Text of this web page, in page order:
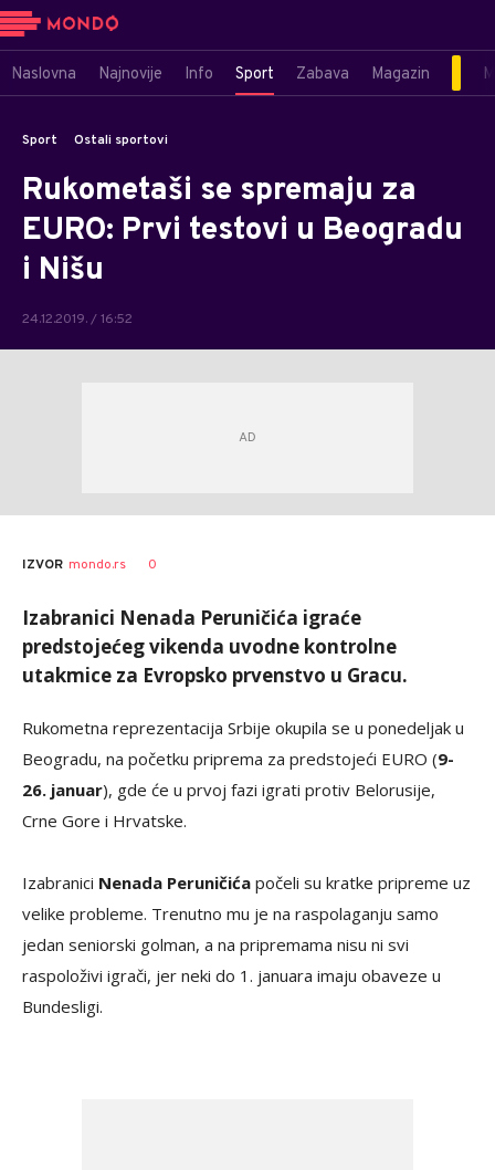
Naslovna Najnovije Info Sport Zabava Magazin
Sport Ostali sportovi
Rukometaši se spremaju za
EURO: Prvi testovi u Beogradu
i Nišu
24.12.2019. / 16:52
IZVOR mondo.rs 0
Izabranici Nenada Peruničića igraće
predstojećeg vikenda uvodne kontrolne
utakmice za Evropsko prvenstvo u Gracu.
Rukometna reprezentacija Srbije okupila se u ponedeljak u
Beogradu, na početku priprema za predstojeći EURO (9-
26. januar), gde će u prvoj fazi igrati protiv Belorusije,
Crne Gore i Hrvatske.
Izabranici Nenada Peruničića počeli su kratke pripreme uz
velike probleme. Trenutno mu je na raspolaganju samo
jedan seniorski golman, a na pripremama nisu ni svi
raspoloživi igrači, jer neki do 1. januara imaju obaveze u
Bundesligi.